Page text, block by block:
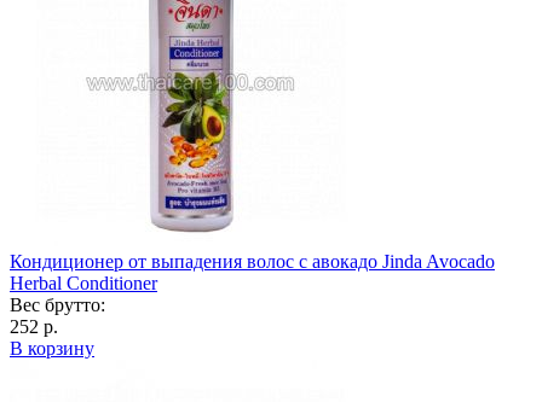
Кондиционер от выпадения волос с авокадо Jinda Avocado
Herbal Conditioner
Вес брутто:
252 р.
В корзину